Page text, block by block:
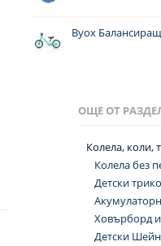
Byox
ОЩЕ ОТ
Колела, коли,
Колела без
Детски
Ховърборд и
Детски